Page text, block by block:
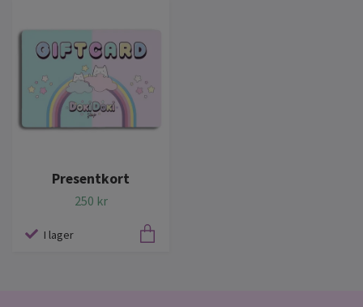
Presentkort
250 kr
I lager